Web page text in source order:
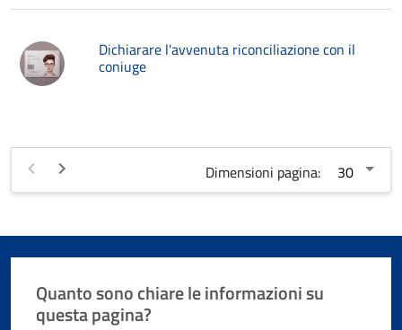
Dichiarare l'avvenuta riconciliazione con il
coniuge
Dimensioni pagina:
Quanto sono chiare le informazioni su
questa pagina?